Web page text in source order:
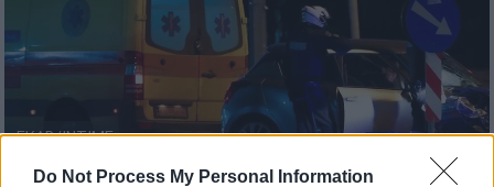
Do Not Process My Personal Information
ΕΚΑΒ/ΙΝΤΙΜΕ